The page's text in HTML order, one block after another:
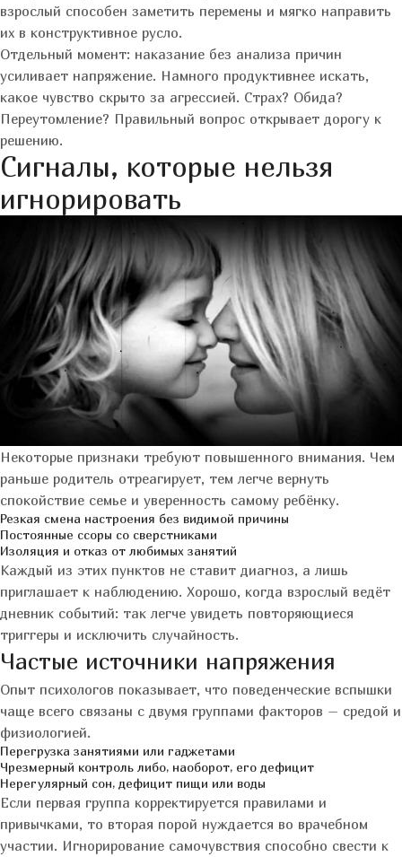
взрослый способен заметить перемены и мягко направить
их в конструктивное русло.
Отдельный момент: наказание без анализа причин
усиливает напряжение. Намного продуктивнее искать,
какое чувство скрыто за агрессией. Страх? Обида?
Переутомление? Правильный вопрос открывает дорогу к
решению.
Сигналы, которые нельзя
игнорировать
Некоторые признаки требуют повышенного внимания. Чем
раньше родитель отреагирует, тем легче вернуть
спокойствие семье и уверенность самому ребёнку.
Резкая смена настроения без видимой причины
Постоянные ссоры со сверстниками
Изоляция и отказ от любимых занятий
Каждый из этих пунктов не ставит диагноз, а лишь
приглашает к наблюдению. Хорошо, когда взрослый ведёт
дневник событий: так легче увидеть повторяющиеся
триггеры и исключить случайность.
Частые источники напряжения
Опыт психологов показывает, что поведенческие вспышки
чаще всего связаны с двумя группами факторов – средой и
физиологией.
Перегрузка занятиями или гаджетами
Чрезмерный контроль либо, наоборот, его дефицит
Нерегулярный сон, дефицит пищи или воды
Если первая группа корректируется правилами и
привычками, то вторая порой нуждается во врачебном
участии. Игнорирование самочувствия способно свести к